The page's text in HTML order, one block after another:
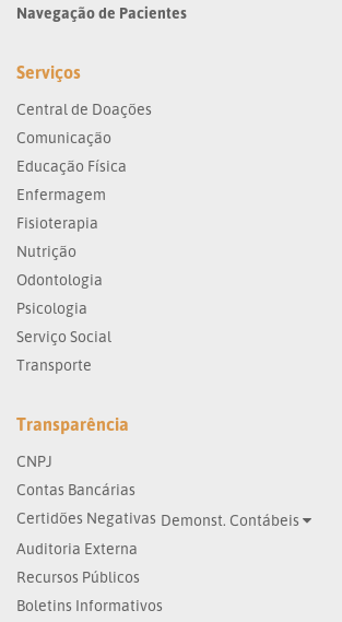
Navegação de Pacientes
Serviços
Central de Doações
Comunicação
Educação Física
Enfermagem
Fisioterapia
Nutrição
Odontologia
Psicologia
Serviço Social
Transporte
Transparência
CNPJ
Contas Bancárias
Certidões Negativas Demonst. Contábeis
Auditoria Externa
Recursos Públicos
Boletins Informativos